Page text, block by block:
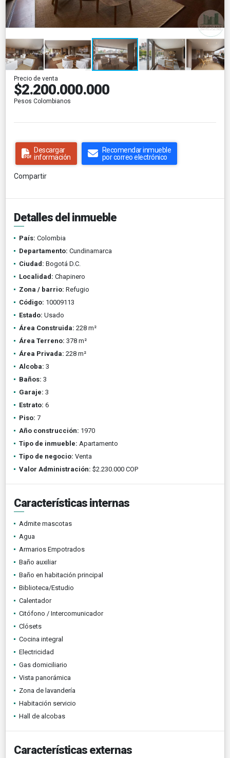
Precio de venta
$2.200.000.000
Pesos Colombianos
Descargar
información
Recomendar inmueble
por correo electrónico
Compartir
Detalles del inmueble
País: Colombia
Departamento: Cundinamarca
Ciudad: Bogotá D.C.
Localidad: Chapinero
Zona / barrio: Refugio
Código: 10009113
Estado: Usado
Área Construida: 228 m²
Área Terreno: 378 m²
Área Privada: 228 m²
Alcoba: 3
Baños: 3
Garaje: 3
Estrato: 6
Piso: 7
Año construcción: 1970
Tipo de inmueble: Apartamento
Tipo de negocio: Venta
Valor Administración: $2.230.000 COP
Características internas
Admite mascotas
Agua
Armarios Empotrados
Baño auxiliar
Baño en habitación principal
Biblioteca/Estudio
Calentador
Citófono / Intercomunicador
Clósets
Cocina integral
Electricidad
Gas domiciliario
Vista panorámica
Zona de lavandería
Habitación servicio
Hall de alcobas
Características externas